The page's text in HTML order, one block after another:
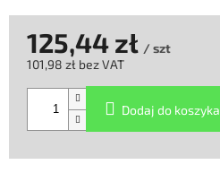
125,44 zł / szt
101,98 zł bez VAT
jednostkowa:
Dodaj do koszyka